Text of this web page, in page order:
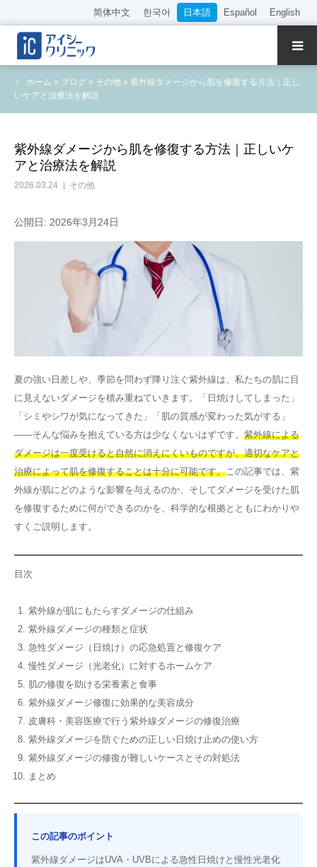
简体中文 한국어 日本語 Español English
ホーム » ブログ » その他 » 紫外線ダメージから肌を修復する方法｜正し
いケアと治療法を解説
紫外線ダメージから肌を修復する方法｜正しいケ
アと治療法を解説
2026.03.24 その他
公開日: 2026年3月24日
夏の強い日差しや、季節を問わず降り注ぐ紫外線は、私たちの肌に目
に見えないダメージを積み重ねていきます。「日焼けしてしまった」
「シミやシワが気になってきた」「肌の質感が変わった気がする」
——そんな悩みを抱えている方は少なくないはずです。 紫外線による
ダメージは一度受けると自然に消えにくいものですが、適切なケアと
治療によって肌を修復することは十分に可能です。この記事では、紫
外線が肌にどのような影響を与えるのか、そしてダメージを受けた肌
を修復するために何ができるのかを、科学的な根拠とともにわかりや
すくご説明します。
目次
紫外線が肌にもたらすダメージの仕組み
紫外線ダメージの種類と症状
急性ダメージ（日焼け）の応急処置と修復ケア
慢性ダメージ（光老化）に対するホームケア
肌の修復を助ける栄養素と食事
紫外線ダメージ修復に効果的な美容成分
皮膚科・美容医療で行う紫外線ダメージの修復治療
紫外線ダメージを防ぐための正しい日焼け止めの使い方
紫外線ダメージの修復が難しいケースとその対処法
まとめ
この記事のポイント
紫外線ダメージはUVA・UVBによる急性日焼けと慢性光老化
クリニック紹介
診療内容
WEB予約
料金表
アクセス
採用情報
言語
English